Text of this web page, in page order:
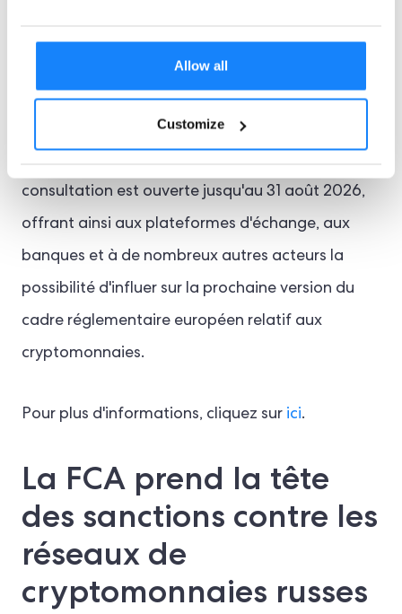
Allow all
Customize
la loi MiCA. Pour les entreprises du secteur des
cryptomonnaies, cette évaluation est cruciale,
car elle peut influencer la prochaine phase de la
consultation est ouverte jusqu'au 31 août 2026,
offrant ainsi aux plateformes d'échange, aux
banques et à de nombreux autres acteurs la
possibilité d'influer sur la prochaine version du
cadre réglementaire européen relatif aux
cryptomonnaies.
Pour plus d'informations, cliquez sur ici.
La FCA prend la tête
des sanctions contre les
réseaux de
cryptomonnaies russes